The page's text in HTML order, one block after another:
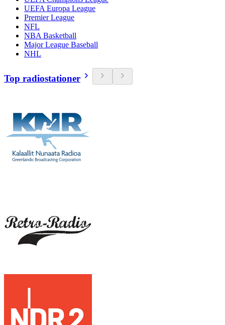
UEFA Europa League
Premier League
NFL
NBA Basketball
Major League Baseball
NHL
Top radiostationer